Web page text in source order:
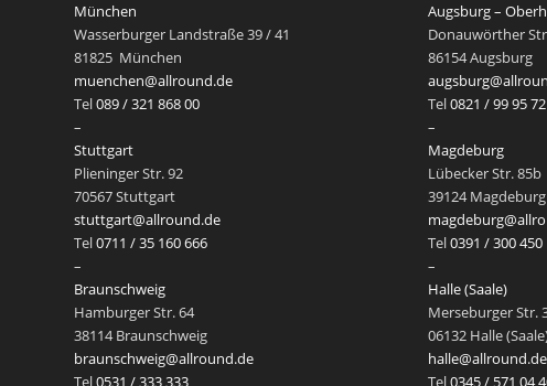
München
Wasserburger Landstraße 39 / 41
81825 München
muenchen@allround.de
Tel089 / 321 868 00
–
Stuttgart
Plieninger Str. 92
70567 Stuttgart
stuttgart@allround.de
Tel0711 / 35 160 666
–
Braunschweig
Hamburger Str. 64
38114 Braunschweig
braunschweig@allround.de
Tel0531 / 333 333
Augsburg –
Donauwörther
86154 Augsburg
Tel0821 / 99 95
–
Magdeburg
Lübecker Str. 85b
39124 Magdeburg
Tel0391 / 300 450
–
Halle (Saale)
Merseburger Str.
06132 Halle
halle@allround.de
Tel0345 / 571 04